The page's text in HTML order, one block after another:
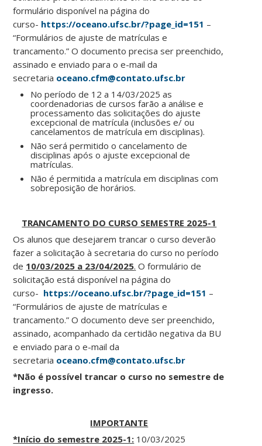
formulário disponível na página do
curso- https://oceano.ufsc.br/?page_id=151 –
“Formulários de ajuste de matrículas e
trancamento.” O documento precisa ser preenchido,
assinado e enviado para o e-mail da
secretaria oceano.cfm@contato.ufsc.br
No período de 12 a 14/03/2025 as
coordenadorias de cursos farão a análise e
processamento das solicitações do ajuste
excepcional de matrícula (inclusões e/ ou
cancelamentos de matrícula em disciplinas).
Não será permitido o cancelamento de
disciplinas após o ajuste excepcional de
matrículas.
Não é permitida a matrícula em disciplinas com
sobreposição de horários.
TRANCAMENTO DO CURSO SEMESTRE 2025-1
Os alunos que desejarem trancar o curso deverão
fazer a solicitação à secretaria do curso no período
de 10/03/2025 a 23/04/2025. O formulário de
solicitação está disponível na página do
curso- https://oceano.ufsc.br/?page_id=151 –
“Formulários de ajuste de matrículas e
trancamento.” O documento deve ser preenchido,
assinado, acompanhado da certidão negativa da BU
e enviado para o e-mail da
secretaria oceano.cfm@contato.ufsc.br
*Não é possível trancar o curso no semestre de
ingresso.
IMPORTANTE
*Início do semestre 2025-1: 10/03/2025